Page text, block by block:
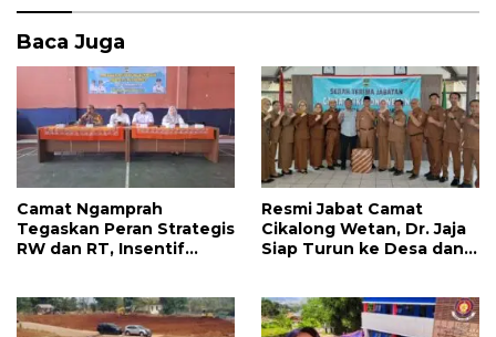
Baca Juga
Camat Ngamprah
Tegaskan Peran Strategis
RW dan RT, Insentif
Pengabdian
Resmi Jabat Camat
Cikalong Wetan, Dr. Jaja
Siap Turun ke Desa dan
Lebih Maju